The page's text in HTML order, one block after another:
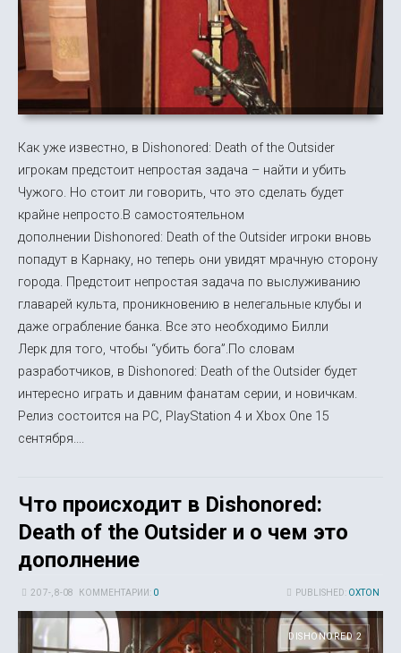
Как уже известно, в Dishonored: Death of the Outsider
игрокам предстоит непростая задача – найти и убить
Чужого. Но стоит ли говорить, что это сделать будет
крайне непросто.В самостоятельном
дополнении Dishonored: Death of the Outsider игроки вновь
попадут в Карнаку, но теперь они увидят мрачную сторону
города. Предстоит непростая задача по выслуживанию
главарей культа, проникновению в нелегальные клубы и
даже ограбление банка. Все это необходимо Билли
Лерк для того, чтобы “убить бога”.По словам
разработчиков, в Dishonored: Death of the Outsider будет
интересно играть и давним фанатам серии, и новичкам.
Релиз состоится на PC, PlayStation 4 и Xbox One 15
сентября....
Что происходит в Dishonored:
Death of the Outsider и о чем это
дополнение
PUBLISHED: OXTON
20 7-, 8-08 КОММЕНТАРИИ: 0
DISHONORED 2